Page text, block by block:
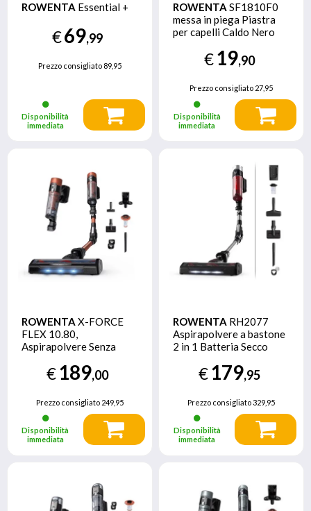
ROWENTA Essential +
€69,99
Prezzo consigliato89,95
Disponibilità
immediata
ROWENTA SF1810F0
messa in piega Piastra
per capelli Caldo Nero
€19,90
Prezzo consigliato 27,95
Disponibilità
immediata
ROWENTA X-FORCE
FLEX 10.80,
Aspirapolvere Senza
€189,00
Prezzo consigliato249,95
Disponibilità
immediata
ROWENTA RH2077
Aspirapolvere a bastone
2 in 1 Batteria Secco
250 W Nero, Rosso
€179,95
Prezzo consigliato329,95
Disponibilità
immediata